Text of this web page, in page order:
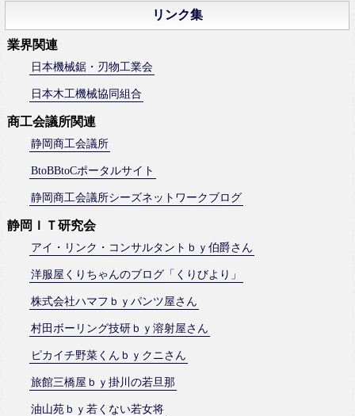
リンク集
業界関連
日本機械鋸・刃物工業会
日本木工機械協同組合
商工会議所関連
静岡商工会議所
BtoBBtoCポータルサイト
静岡商工会議所シーズネットワークブログ
静岡ＩＴ研究会
アイ・リンク・コンサルタントｂｙ伯爵さん
洋服屋くりちゃんのブログ「くりびより」
株式会社ハマフｂｙパンツ屋さん
村田ボーリング技研ｂｙ溶射屋さん
ピカイチ野菜くんｂｙクニさん
旅館三橋屋ｂｙ掛川の若旦那
油山苑ｂｙ若くない若女将